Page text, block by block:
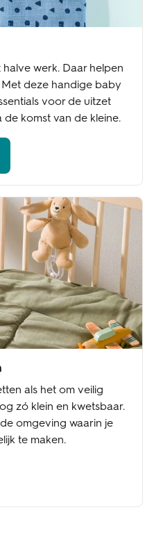
werk. Daar helpen
deze handige baby
voor de uitzet
komst van de kleine.
als het om veilig
zó klein en kwetsbaar.
omgeving waarin je
te maken.